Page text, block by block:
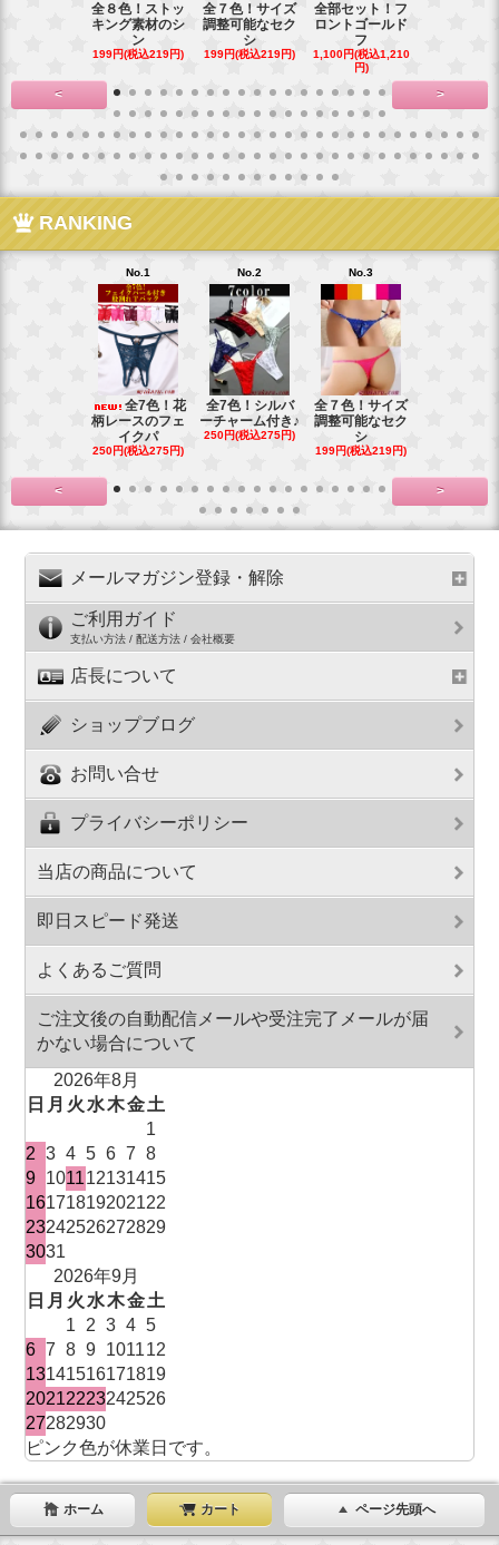
全８色！ストッ
キング素材のシ
ン
199円(税込219円)
全７色！サイズ
調整可能なセク
シ
199円(税込219円)
全部セット！フ
ロントゴールド
フ
1,100円(税込1,210
円)
< >
RANKING
No.1
全7色！花
柄レースのフェ
イクパ
250円(税込275円)
No.2
全7色！シルバ
ーチャーム付き♪
250円(税込275円)
No.3
全７色！サイズ
調整可能なセク
シ
199円(税込219円)
< >
メールマガジン登録・解除
ご利用ガイド
支払い方法 / 配送方法 / 会社概要
店長について
ショップブログ
お問い合せ
プライバシーポリシー
当店の商品について
即日スピード発送
よくあるご質問
ご注文後の自動配信メールや受注完了メールが届
かない場合について
2026年8月
日 月 火 水木金土
1
2
3 4 5 6 7
8
9 101112131415
16171819202122
23242526272829
3031
2026年9月
日 月 火 水木金土
1
2 3 4 5
6 7 8 9 101112
13141516171819
20212223242526
27282930
ピンク色が休業日です。
ホーム カート ページ先頭へ